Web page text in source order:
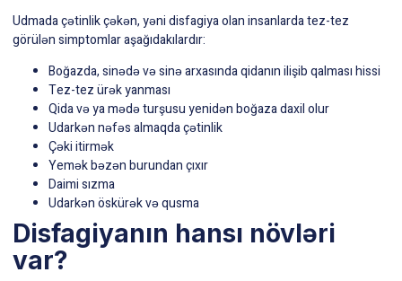
Udmada çətinlik çəkən, yəni disfagiya olan insanlarda tez-tez
görülən simptomlar aşağıdakılardır:
Boğazda, sinədə və sinə arxasında qidanın ilişib qalması hissi
Tez-tez ürək yanması
Qida və ya mədə turşusu yenidən boğaza daxil olur
Udarkən nəfəs almaqda çətinlik
Çəki itirmək
Yemək bəzən burundan çıxır
Daimi sızma
Udarkən öskürək və qusma
Disfagiyanın hansı növləri
var?